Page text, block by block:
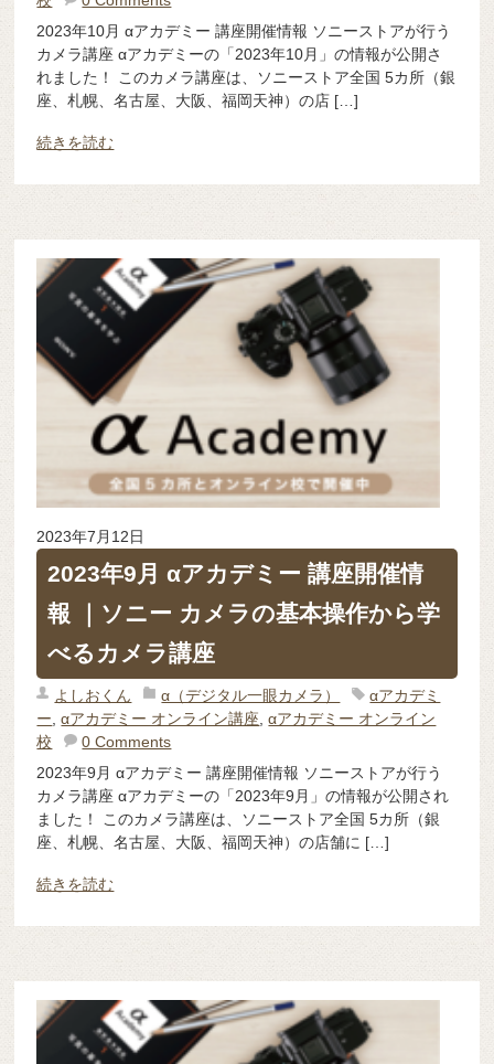
2023年10月 αアカデミー 講座開催情報 ソニーストアが行う
カメラ講座 αアカデミーの「2023年10月」の情報が公開さ
れました！ このカメラ講座は、ソニーストア全国 5カ所（銀
座、札幌、名古屋、大阪、福岡天神）の店 […]
続きを読む
2023年7月12日
2023年9月 αアカデミー 講座開催情
報 ｜ソニー カメラの基本操作から学
べるカメラ講座
よしおくん α（デジタル一眼カメラ）
αアカデミ
ー ,αアカデミー オンライン講座 ,αアカデミー オンライン
校
0 Comments
2023年9月 αアカデミー 講座開催情報 ソニーストアが行う
カメラ講座 αアカデミーの「2023年9月」の情報が公開され
ました！ このカメラ講座は、ソニーストア全国 5カ所（銀
座、札幌、名古屋、大阪、福岡天神）の店舗に […]
続きを読む